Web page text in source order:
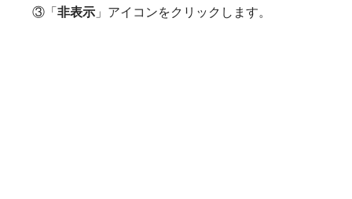
③「非表示」アイコンをクリックします。